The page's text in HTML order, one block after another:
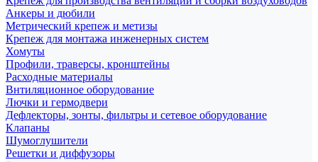
Анкеры и дюбили
Метрический крепеж и метизы
Крепеж для монтажа инженерных систем
Хомуты
Профили, траверсы, кронштейны
Расходные материалы
Внтиляционное оборудование
Лючки и гермодвери
Дефлекторы, зонты, фильтры и сетевое оборудование
Клапаны
Шумоглушители
Решетки и диффузоры